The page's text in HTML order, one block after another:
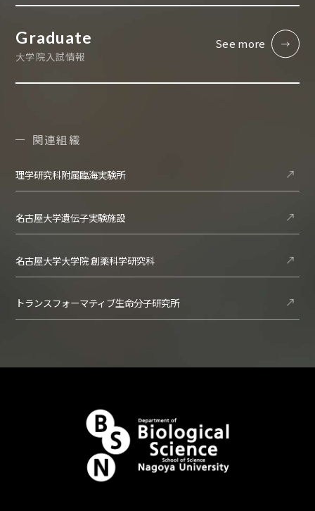
Graduate
大学院入試情報
See more
関連組織
理学研究科附属臨海実験所
名古屋大学遺伝子実験施設
名古屋大学大学院 創薬科学研究科
トランスフォーマティブ生命分子研究所